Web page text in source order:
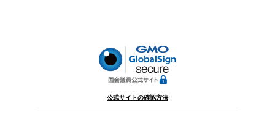
公式サイトの確認方法